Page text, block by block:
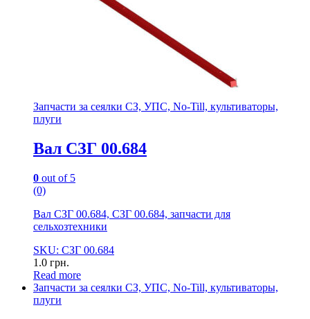
Запчасти за сеялки СЗ, УПС, No-Till, культиваторы,
плуги
Вал СЗГ 00.684
0 out of 5
(0)
Вал СЗГ 00.684, СЗГ 00.684, запчасти для
сельхозтехники
SKU: СЗГ 00.684
1.0 грн.
Read more
Запчасти за сеялки СЗ, УПС, No-Till, культиваторы,
плуги